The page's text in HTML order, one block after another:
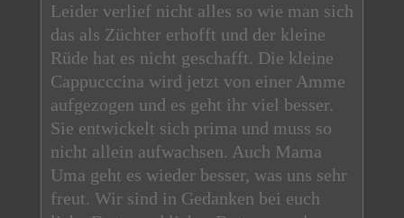
Leider verlief nicht alles so wie man sich
das als Züchter erhofft und der kleine
Rüde hat es nicht geschafft. Die kleine
Cappucccina wird jetzt von einer Amme
aufgezogen und es geht ihr viel besser.
Sie entwickelt sich prima und muss so
nicht allein aufwachsen. Auch Mama
Uma geht es wieder besser, was uns sehr
freut. Wir sind in Gedanken bei euch